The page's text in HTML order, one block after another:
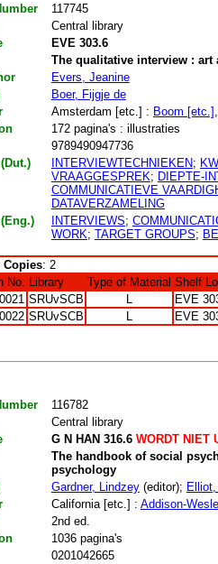
117745
Central library
EVE 303.6
The qualitative interview : art
Evers, Jeanine
Boer, Fijgje de
Amsterdam [etc.] : Boom [etc.]
172 pagina's : illustraties
9789490947736
INTERVIEWTECHNIEKEN;
VRAAGGESPREK; DIEPTE-
COMMUNICATIEVE
DATAVERZAMELING
INTERVIEWS;
WORK; TARGET GROUPS;
Copies: 2
No.
Library Type of Material Shelf
SRUvSCB
EVE
SRUvSCB EVE
116782
Central library
G N HAN 316.6WORDT NIET
The handbook of social
psychology
Gardner, Lindzey(editor);
California [etc.] : Addison-
2nd ed.
1036 pagina's
0201042665